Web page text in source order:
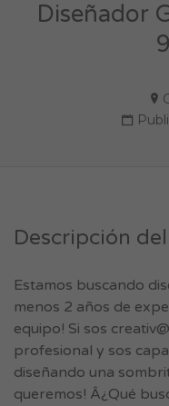
Diseñador
Descripción
Estamos buscando
menos 2 años de
equipo! Si sos
profesional y sos
diseñando una
queremos! Â¿Qué